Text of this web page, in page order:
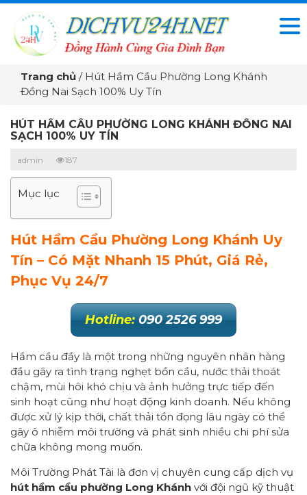
Trang chủ / Hút Hầm Cầu Phường Long Khánh
Đồng Nai Sạch 100% Uy Tín
HÚT HẦM CẦU PHƯỜNG LONG KHÁNH ĐỒNG NAI
SẠCH 100% UY TÍN
admin 187
Mục lục
Hút Hầm Cầu Phường Long Khánh Uy
Tín – Có Mặt Nhanh 15 Phút, Giá Rẻ,
Phục Vụ 24/7
Hotline: 090 2526 999
Hầm cầu đầy là một trong những nguyên nhân hàng
đầu gây ra tình trạng nghẹt bồn cầu, nước thải thoát
chậm, mùi hôi khó chịu và ảnh hưởng trực tiếp đến
sinh hoạt cũng như hoạt động kinh doanh. Nếu không
được xử lý kịp thời, chất thải tồn đọng lâu ngày có thể
gây ô nhiễm môi trường và phát sinh nhiều chi phí sửa
chữa không mong muốn.
Môi Trường Phát Tài là đơn vị chuyên cung cấp dịch vụ
hút hầm cầu phường Long Khánh với đội ngũ kỹ thuật